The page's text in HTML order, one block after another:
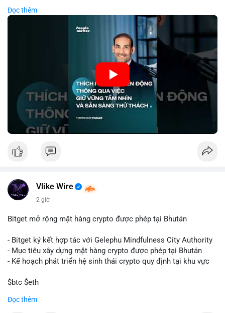
#giaodichlon
#tamlycavoi
chìa khóa để đầu tư viên vượt qua giai đoạn không chắc chắn.
Thay vì phản ứng cảm xúc với những dao động ngắn hạn, các
nhà đầu tư thành công thường tập trung vào nguyên tắc cơ
bản, phân배 tài sản hợp lý và kiên持 theo kế hoạch đã định.
Điều này không chỉ giúp giảm rủi ro mà còn tạo điều kiện để
tận dụng cơ hội khi thị trường phục hồi.
🎥 Xem video trực tiếp tại:
Nguồn: VIETSUCCESS
Đọc thêm
Vlike Wire
2 giờ
Bitget mở rộng mặt hàng crypto được phép tại Bhután
- Bitget ký kết hợp tác với Gelephu Mindfulness City Authority
- Mục tiêu xây dựng mặt hàng crypto được phép tại Bhután
- Kế hoạch phát triển hệ sinh thái crypto quy định tại khu vực
$btc $eth
#vlikevn
Đọc thêm